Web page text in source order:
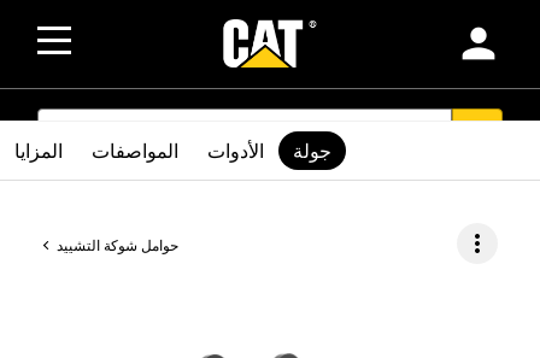
person
SEARCH
حوامل شوكة التشييد more_vert
المزايا المواصفات الأدوات جولة